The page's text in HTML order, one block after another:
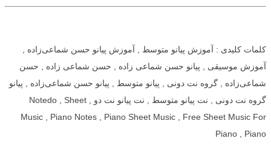
کلمات کلیدی : آموزش پیانو متوسط , آموزش پیانو حسن شماعی‌زاده ,
آموزش موسیقی , پیانو حسن شماعی زاده , حسن شماعی زاده , حسن
شماعی‌زاده , گروه نت دونی , پیانو متوسط , پیانو حسن شماعی‌زاده , پیانو
گروه نت دونی , نت پیانو متوسط , نت پیانو نت دو , Notedo , Sheet
Music , Piano Notes , Piano Sheet Music , Free Sheet Music For
Piano , Piano